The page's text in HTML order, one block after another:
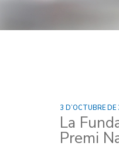
3 D’OCTUBRE DE
La
Premi